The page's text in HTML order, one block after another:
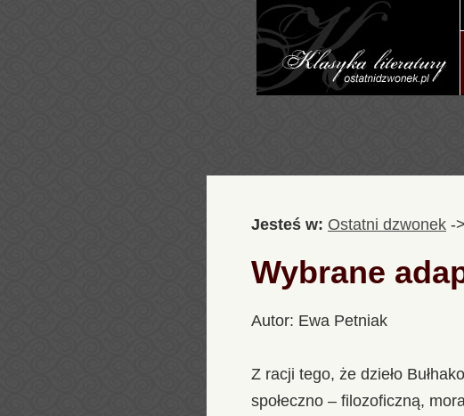
Jesteś w: Ostatni dzwonek ->
Wybrane
Autor: Ewa Petniak
Z racji tego, że dzieło
społeczno – filozoficzną,